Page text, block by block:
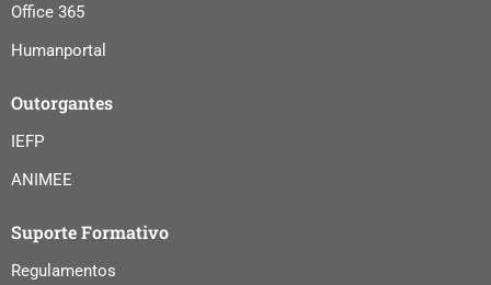
Office 365
Humanportal
Outorgantes
IEFP
ANIMEE
Suporte Formativo
Regulamentos